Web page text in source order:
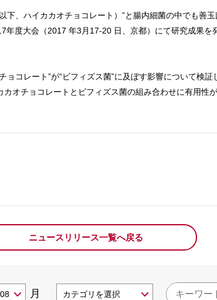
、ハイカカオチョコレート）”と腸内細菌の中でも善
年度大会（2017 年3月17-20 日、京都）にて研究成果を
コレート”が“ビフィズス菌”に及ぼす影響について検
オチョコレートとビフィズス菌の組み合わせに有用性
ニュースリリース一覧へ戻る
月